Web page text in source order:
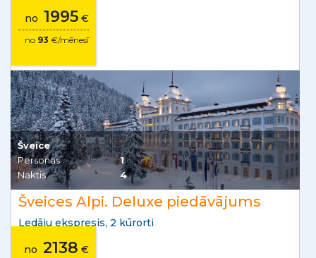
no 1995 €
no 93 €/mēnesī
Šveice
Personas
1
Naktis
4
Šveices Alpi. Deluxe piedāvājums
Ledāju ekspresis, 2 kūrorti
no 2138 €